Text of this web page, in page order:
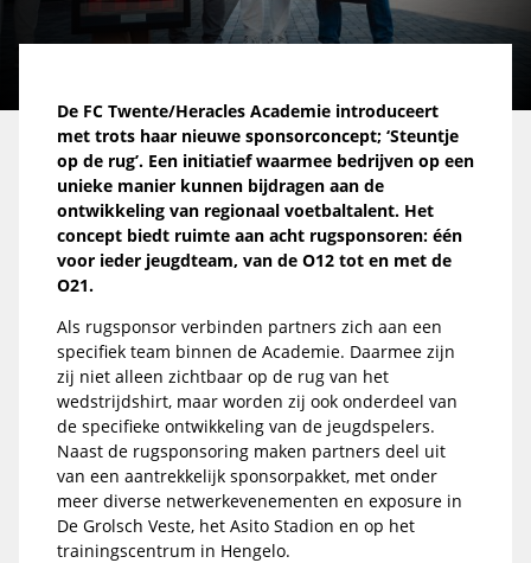
De FC Twente/Heracles Academie introduceert
met trots haar nieuwe sponsorconcept; ‘Steuntje
op de rug’. Een initiatief waarmee bedrijven op een
unieke manier kunnen bijdragen aan de
ontwikkeling van regionaal voetbaltalent. Het
concept biedt ruimte aan acht rugsponsoren: één
voor ieder jeugdteam, van de O12 tot en met de
O21.
Als rugsponsor verbinden partners zich aan een
specifiek team binnen de Academie. Daarmee zijn
zij niet alleen zichtbaar op de rug van het
wedstrijdshirt, maar worden zij ook onderdeel van
de specifieke ontwikkeling van de jeugdspelers.
Naast de rugsponsoring maken partners deel uit
van een aantrekkelijk sponsorpakket, met onder
meer diverse netwerkevenementen en exposure in
De Grolsch Veste, het Asito Stadion en op het
trainingscentrum in Hengelo.